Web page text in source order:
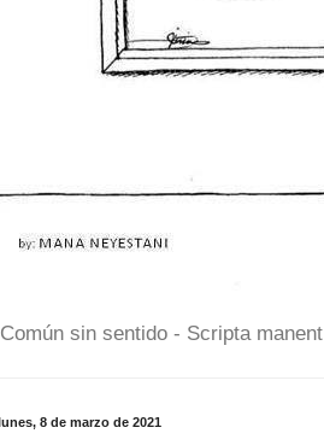
Común sin sentido - Scripta manent
lunes, 8 de marzo de 2021